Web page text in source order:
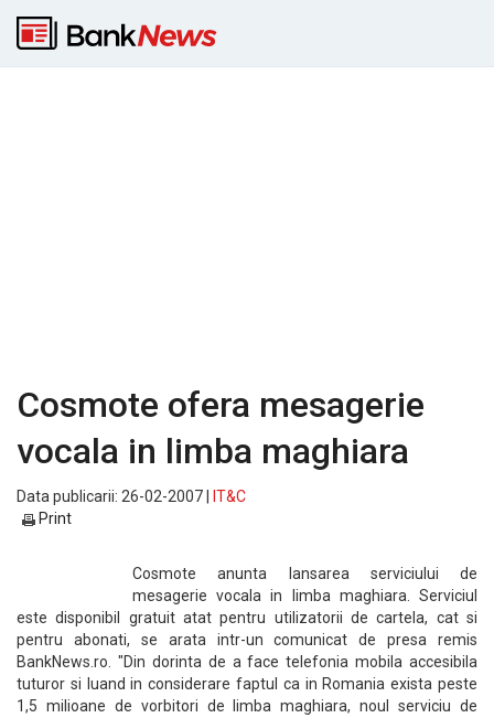
Cosmote ofera mesagerie
vocala in limba maghiara
Data publicarii: 26-02-2007 |
IT&C
Print
Cosmote anunta lansarea serviciului de
mesagerie vocala in limba maghiara. Serviciul
este disponibil gratuit atat pentru utilizatorii de cartela, cat si
pentru abonati, se arata intr-un comunicat de presa remis
BankNews.ro. "Din dorinta de a face telefonia mobila accesibila
tuturor si luand in considerare faptul ca in Romania exista peste
1,5 milioane de vorbitori de limba maghiara, noul serviciu de